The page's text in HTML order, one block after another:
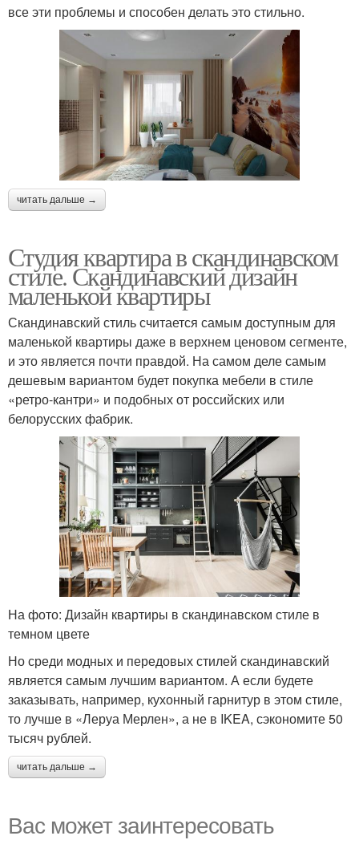
все эти проблемы и способен делать это стильно.
читать дальше →
Студия квартира в скандинавском
стиле. Скандинавский дизайн
маленькой квартиры
Скандинавский стиль считается самым доступным для
маленькой квартиры даже в верхнем ценовом сегменте,
и это является почти правдой. На самом деле самым
дешевым вариантом будет покупка мебели в стиле
«ретро-кантри» и подобных от российских или
белорусских фабрик.
На фото: Дизайн квартиры в скандинавском стиле в
темном цвете
Но среди модных и передовых стилей скандинавский
является самым лучшим вариантом. А если будете
заказывать, например, кухонный гарнитур в этом стиле,
то лучше в «Леруа Мерлен», а не в IKEA, сэкономите 50
тысяч рублей.
читать дальше →
Вас может заинтересовать